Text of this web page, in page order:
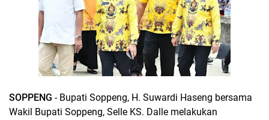
SOPPENG - Bupati Soppeng, H. Suwardi Haseng bersama
Wakil Bupati Soppeng, Selle KS. Dalle melakukan